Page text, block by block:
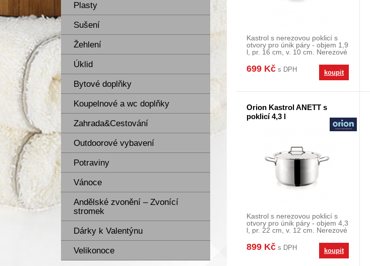
Plasty
Sušení
Žehlení
Úklid
Bytové doplňky
Koupelnové a wc doplňky
Zahrada&Cestování
Outdoorové vybavení
Potraviny
Vánoce
Andělské zvonění – Zvonící
stromek
Dárky k Valentýnu
Velikonoce
Kastrol s nerezovou poklicí s
otvory pro únik páry - objem 1,9
l, pr. 16 cm, v. 10 cm. Nerezové
699 Kč s DPH koupit
Orion Kastrol ANETT s
poklicí 4,3 l
Kastrol s nerezovou poklicí s
otvory pro únik páry - objem 4,3
l, pr. 22 cm, v. 12 cm. Nerezové
899 Kč s DPH koupit